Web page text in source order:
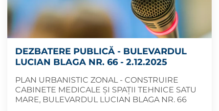
DEZBATERE PUBLICĂ - BULEVARDUL
LUCIAN BLAGA NR. 66 - 2.12.2025
PLAN URBANISTIC ZONAL - CONSTRUIRE
CABINETE MEDICALE ȘI SPAȚII TEHNICE SATU
MARE, BULEVARDUL LUCIAN BLAGA NR. 66